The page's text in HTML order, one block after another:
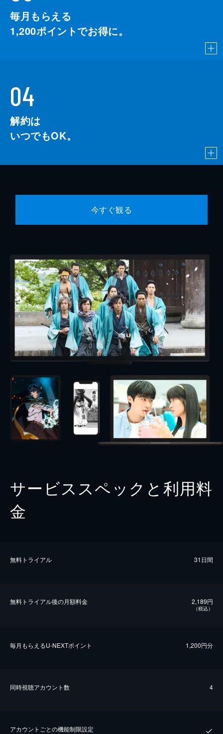
毎月もらえる
1,200ポイントでお得に。
04
解約は
いつでもOK。
今すぐ観る
サービススペックと利用料
金
無料トライアル 31日間
無料トライアル後の⽉額料金 2,189円
（税込）
毎⽉もらえるU-NEXTポイント 1,200円分
同時視聴アカウント数 4
アカウントごとの機能制限設定